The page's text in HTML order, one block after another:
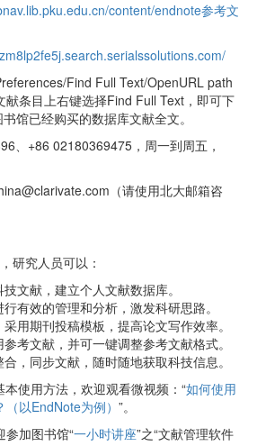
content/endnote参考文
Find Full Text/OpenURL path
献条目上右键选择Find Full Text，即可下
馆已经购买的数据库文献全文。
、+86 02180369475，周一到周五，
（请使用北大邮箱咨
研究人员可以：
文献，建立个人文献数据库。
有效的管理和分析，激发科研思路。
用期刊投稿模板，提高论文写作效率。
考文献，并可一键调整参考文献格式。
，同步文献，随时随地获取科技信息。
使用方法，欢迎观看微视频：“如何使用
以EndNote为例） ”。
参加图书馆“一小时讲座”之“文献管理软件